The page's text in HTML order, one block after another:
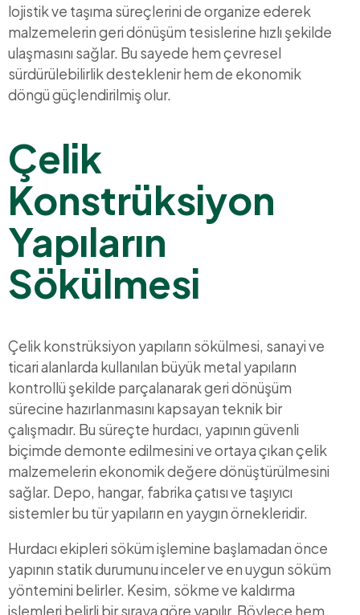
lojistik ve taşıma süreçlerini de organize ederek
malzemelerin geri dönüşüm tesislerine hızlı şekilde
ulaşmasını sağlar. Bu sayede hem çevresel
sürdürülebilirlik desteklenir hem de ekonomik
döngü güçlendirilmiş olur.
Çelik
Konstrüksiyon
Yapıların
Sökülmesi
Çelik konstrüksiyon yapıların sökülmesi, sanayi ve
ticari alanlarda kullanılan büyük metal yapıların
kontrollü şekilde parçalanarak geri dönüşüm
sürecine hazırlanmasını kapsayan teknik bir
çalışmadır. Bu süreçte hurdacı, yapının güvenli
biçimde demonte edilmesini ve ortaya çıkan çelik
malzemelerin ekonomik değere dönüştürülmesini
sağlar. Depo, hangar, fabrika çatısı ve taşıyıcı
sistemler bu tür yapıların en yaygın örnekleridir.
Hurdacı ekipleri söküm işlemine başlamadan önce
yapının statik durumunu inceler ve en uygun söküm
yöntemini belirler. Kesim, sökme ve kaldırma
işlemleri belirli bir sıraya göre yapılır. Böylece hem